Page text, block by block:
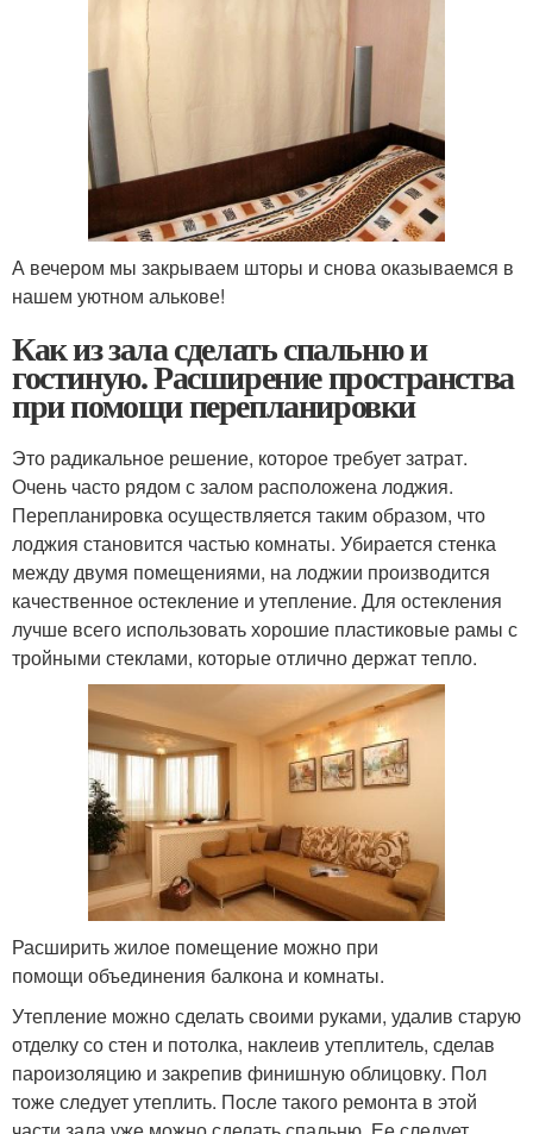
А вечером мы закрываем шторы и снова оказываемся в
нашем уютном алькове!
Как из зала сделать спальню и
гостиную. Расширение пространства
при помощи перепланировки
Это радикальное решение, которое требует затрат.
Очень часто рядом с залом расположена лоджия.
Перепланировка осуществляется таким образом, что
лоджия становится частью комнаты. Убирается стенка
между двумя помещениями, на лоджии производится
качественное остекление и утепление. Для остекления
лучше всего использовать хорошие пластиковые рамы с
тройными стеклами, которые отлично держат тепло.
Расширить жилое помещение можно при
помощи объединения балкона и комнаты.
Утепление можно сделать своими руками, удалив старую
отделку со стен и потолка, наклеив утеплитель, сделав
пароизоляцию и закрепив финишную облицовку. Пол
тоже следует утеплить. После такого ремонта в этой